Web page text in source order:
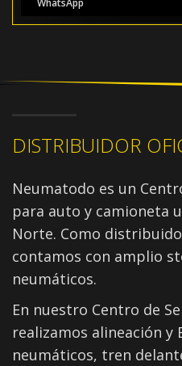
DISTRIBUIDOR
Neumatodo es un
para auto y camioneta
Norte. Como
contamos con amplio
neumáticos.
En nuestro Centro de
realizamos alineación y
neumáticos, tren